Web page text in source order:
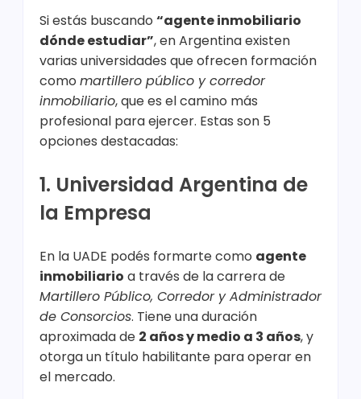
Si estás buscando “agente inmobiliario
dónde estudiar”, en Argentina existen
varias universidades que ofrecen formación
como martillero público y corredor
inmobiliario, que es el camino más
profesional para ejercer. Estas son 5
opciones destacadas:
1. Universidad Argentina de
la Empresa
En la UADE podés formarte como agente
inmobiliario a través de la carrera de
Martillero Público, Corredor y Administrador
de Consorcios. Tiene una duración
aproximada de 2 años y medio a 3 años, y
otorga un título habilitante para operar en
el mercado.